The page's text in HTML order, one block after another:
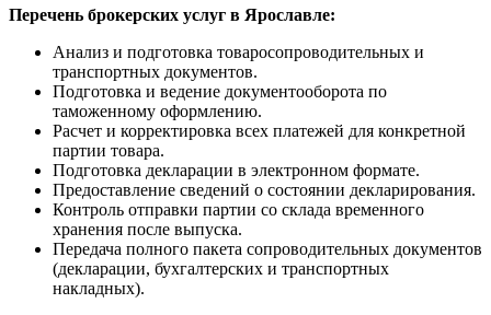
Перечень брокерских услуг в Ярославле:
Анализ и подготовка товаросопроводительных и
транспортных документов.
Подготовка и ведение документооборота по
таможенному оформлению.
Расчет и корректировка всех платежей для конкретной
партии товара.
Подготовка декларации в электронном формате.
Предоставление сведений о состоянии декларирования.
Контроль отправки партии со склада временного
хранения после выпуска.
Передача полного пакета сопроводительных документов
(декларации, бухгалтерских и транспортных
накладных).